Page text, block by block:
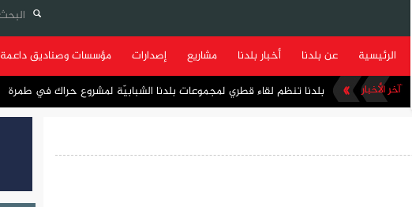
الرئيسية عن بلدنا أخبار بلدنا مشاريع إصدارات مؤسسات وصناديق داعمة
بلدنا تنظم لقاء قطري لمجموعات بلدنا الشبابيّة لمشروع حراك في طمرة